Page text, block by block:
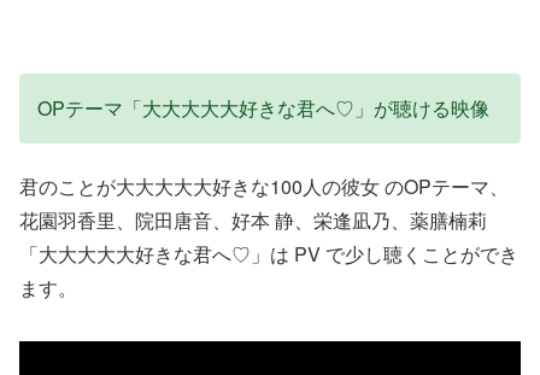
OPテーマ「大大大大大好きな君へ♡」が聴ける映像
君のことが大大大大大好きな100人の彼女 のOPテーマ、
花園羽香里、院田唐音、好本 静、栄逢凪乃、薬膳楠莉
「大大大大大好きな君へ♡」は PV で少し聴くことができ
ます。